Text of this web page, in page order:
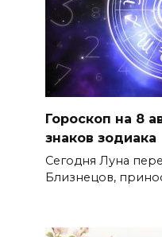
Гороскоп на 8
знаков зодиака
Сегодня Луна
Близнецов,